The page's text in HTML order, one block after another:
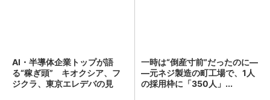
AI・半導体企業トップが語
る“稼ぎ頭” キオクシア、フ
ジクラ、東京エレデバの見
一時は“倒産寸前”だったのに―
―元ネジ製造の町工場で、1人
の採用枠に「350人」...